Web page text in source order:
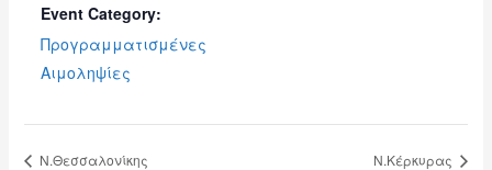
Event Category:
Προγραμματισμένες
Αιμοληψίες
Ν.Θεσσαλονίκης Ν.Κέρκυρας